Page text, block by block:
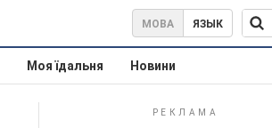
МОВА ЯЗЫК
Моя їдальня Новини